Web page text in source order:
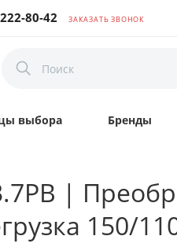
80-42 ЗАКАЗАТЬ ЗВОНОК
выбора Бренды
|
150/